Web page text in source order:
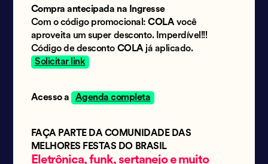
Compra antecipada na Ingresse
Com o código promocional:COLAvocê
aproveita um super desconto. Imperdível!!!
Código de desconto COLA já aplicado.
Solicitar link
Acesso a Agenda completa
FAÇA PARTE DA COMUNIDADE DAS
MELHORES FESTAS DO BRASIL
Eletrônica, funk, sertanejo e muito